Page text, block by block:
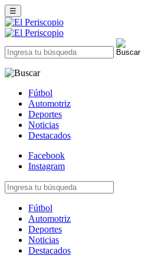
☰
Fútbol
Automotriz
Deportes
Noticias
Destacados
Facebook
Instagram
Fútbol
Automotriz
Deportes
Noticias
Destacados